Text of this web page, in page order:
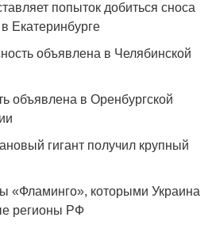
попыток добиться сноса
Екатеринбурге
объявлена в Челябинской
объявлена в Оренбургской
гигант получил крупный
«Фламинго», которыми Украина
регионы РФ